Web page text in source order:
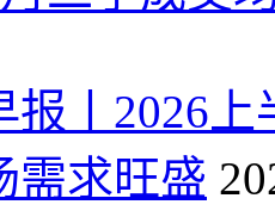
报丨2026
需求旺盛